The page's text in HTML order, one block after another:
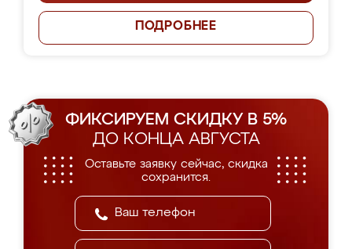
ПОДРОБНЕЕ
ФИКСИРУЕМ СКИДКУ В 5%
ДО КОНЦА АВГУСТА
Оставьте заявку сейчас, скидка
сохранится.